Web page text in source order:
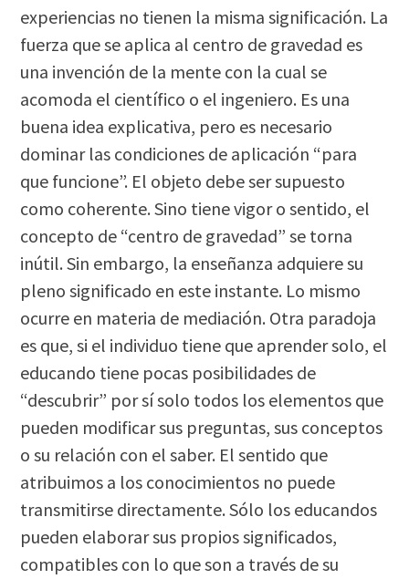
experiencias no tienen la misma significación. La
fuerza que se aplica al centro de gravedad es
una invención de la mente con la cual se
acomoda el científico o el ingeniero. Es una
buena idea explicativa, pero es necesario
dominar las condiciones de aplicación “para
que funcione”. El objeto debe ser supuesto
como coherente. Sino tiene vigor o sentido, el
concepto de “centro de gravedad” se torna
inútil. Sin embargo, la enseñanza adquiere su
pleno significado en este instante. Lo mismo
ocurre en materia de mediación. Otra paradoja
es que, si el individuo tiene que aprender solo, el
educando tiene pocas posibilidades de
“descubrir” por sí solo todos los elementos que
pueden modificar sus preguntas, sus conceptos
o su relación con el saber. El sentido que
atribuimos a los conocimientos no puede
transmitirse directamente. Sólo los educandos
pueden elaborar sus propios significados,
compatibles con lo que son a través de su